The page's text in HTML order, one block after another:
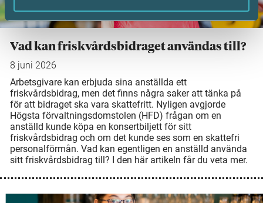
Vad kan friskvårdsbidraget användas till?
8 juni 2026
Arbetsgivare kan erbjuda sina anställda ett
friskvårdsbidrag, men det finns några saker att tänka på
för att bidraget ska vara skattefritt. Nyligen avgjorde
Högsta förvaltningsdomstolen (HFD) frågan om en
anställd kunde köpa en konsertbiljett för sitt
friskvårdsbidrag och om det kunde ses som en skattefri
personalförmån. Vad kan egentligen en anställd använda
sitt friskvårdsbidrag till? I den här artikeln får du veta mer.